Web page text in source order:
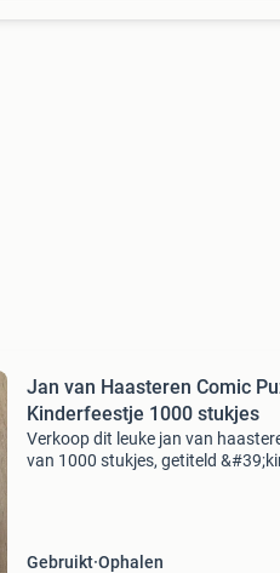
Jan van Haasteren Comic
Kinderfeestje 1000 stukjes
Verkoop dit leuke jan van
van 1000 stukjes, getiteld
Gebruikt Ophalen